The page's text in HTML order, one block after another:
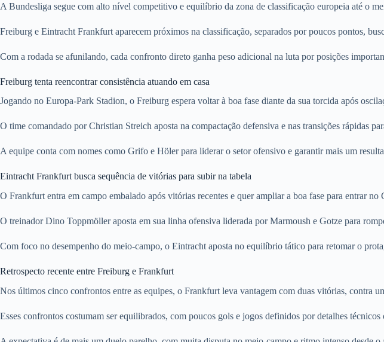
A Bundesliga segue com alto nível competitivo e equilíbrio da zona de classificação europeia até o
Freiburg e Eintracht Frankfurt aparecem próximos na classificação, separados por poucos pontos,
Com a rodada se afunilando, cada confronto direto ganha peso adicional na luta por posições
Freiburg tenta reencontrar consistência atuando em casa
Jogando no Europa-Park Stadion, o Freiburg espera voltar à boa fase diante da sua torcida após
O time comandado por Christian Streich aposta na compactação defensiva e nas transições rápidas
A equipe conta com nomes como Grifo e Höler para liderar o setor ofensivo e garantir mais um
Eintracht Frankfurt busca sequência de vitórias para subir na tabela
O Frankfurt entra em campo embalado após vitórias recentes e quer ampliar a boa fase para entrar
O treinador Dino Toppmöller aposta em sua linha ofensiva liderada por Marmoush e Gotze para
Com foco no desempenho do meio-campo, o Eintracht aposta no equilíbrio tático para retomar o
Retrospecto recente entre Freiburg e Frankfurt
Nos últimos cinco confrontos entre as equipes, o Frankfurt leva vantagem com duas vitórias, contra
Esses confrontos costumam ser equilibrados, com poucos gols e jogos definidos por detalhes